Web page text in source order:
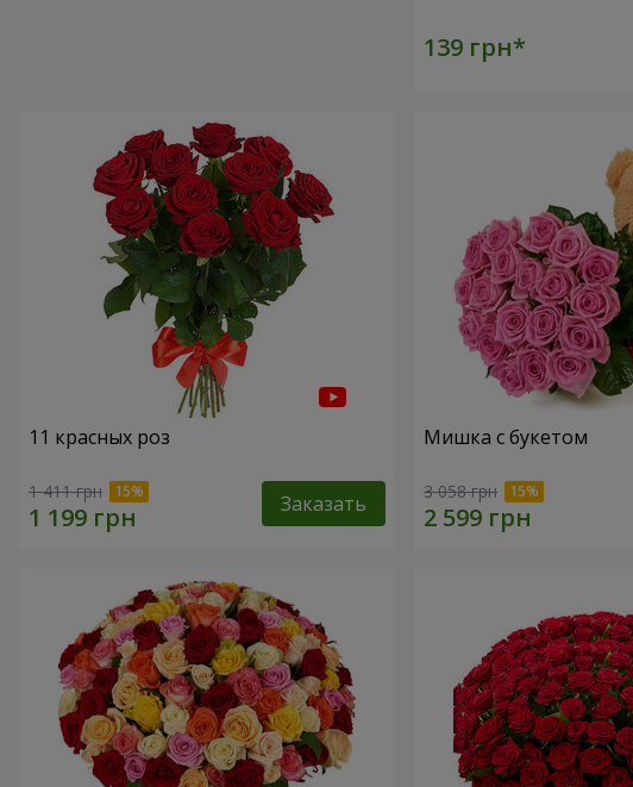
11 красных роз
1 411 грн Заказать
Мишка с букетом
3 058 грн